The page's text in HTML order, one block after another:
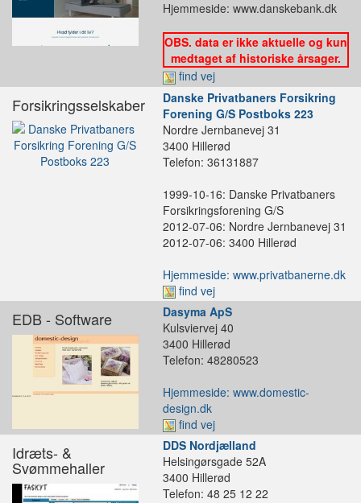
Hjemmeside: www.danskebank.dk
OBS. data er ikke aktuelle og kun
medtaget af historiske årsager.
find vej
Forsikringsselskaber
Danske Privatbaners Forsikring
Forening G/S Postboks 223
Nordre Jernbanevej 31
3400 Hillerød
Telefon: 36131887
1999-10-16: Danske Privatbaners
Forsikringsforening G/S
2012-07-06: Nordre Jernbanevej 31
2012-07-06: 3400 Hillerød
Hjemmeside: www.privatbanerne.dk
find vej
EDB - Software
Dasyma ApS
Kulsviervej 40
3400 Hillerød
Telefon: 48280523
Hjemmeside: www.domestic-
design.dk
find vej
Idræts- &
Svømmehaller
DDS Nordjælland
Helsingørsgade 52A
3400 Hillerød
Telefon: 48 25 12 22